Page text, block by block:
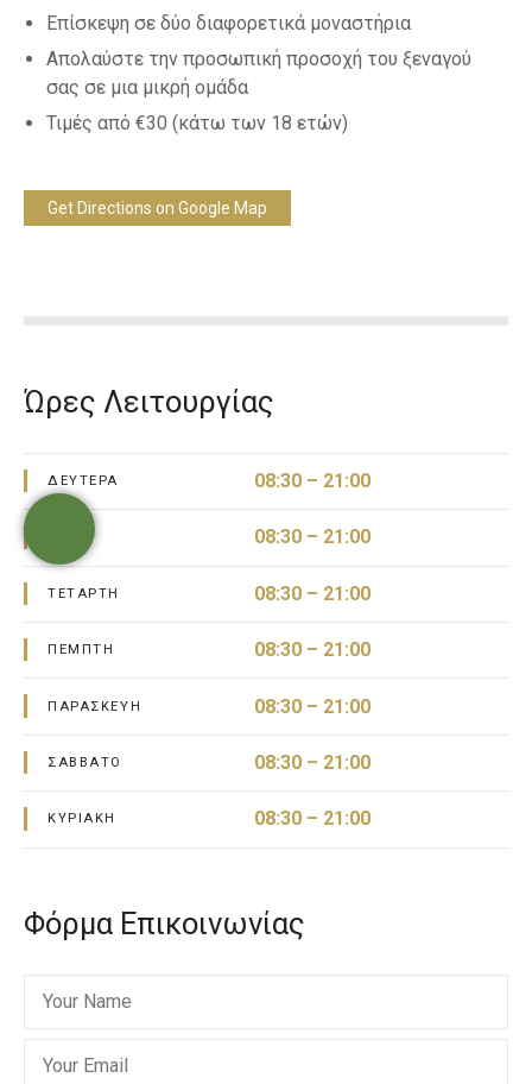
Επίσκεψη σε δύο διαφορετικά μοναστήρια
Απολαύστε την προσωπική προσοχή του ξεναγού
σας σε μια μικρή ομάδα
Τιμές από €30 (κάτω των 18 ετών)
Get Directions on Google Map
Ώρες Λειτουργίας
ΔΕΥΤΈΡΑ 08:30 – 21:00
ΤΡΊΤΗ 08:30 – 21:00
ΤΕΤΆΡΤΗ 08:30 – 21:00
ΠΈΜΠΤΗ 08:30 – 21:00
ΠΑΡΑΣΚΕΥΉ 08:30 – 21:00
ΣΆΒΒΑΤΟ 08:30 – 21:00
ΚΥΡΙΑΚΉ 08:30 – 21:00
Φόρμα Επικοινωνίας